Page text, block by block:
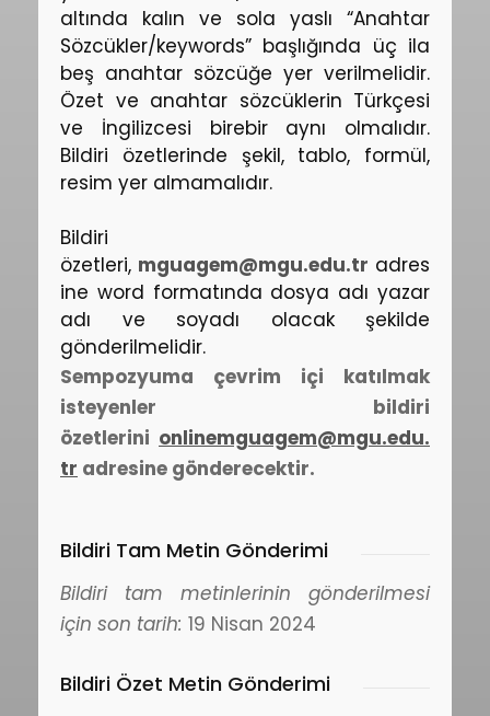
altında kalın ve sola yaslı “Anahtar
Sözcükler/keywords” başlığında üç ila
beş anahtar sözcüğe yer verilmelidir.
Özet ve anahtar sözcüklerin Türkçesi
ve İngilizcesi birebir aynı olmalıdır.
Bildiri özetlerinde şekil, tablo, formül,
resim yer almamalıdır.
Bildiri
özetleri, mguagem@mgu.edu.tr adres
ine word formatında dosya adı yazar
adı ve soyadı olacak şekilde
gönderilmelidir.
Sempozyuma çevrim içi katılmak
isteyenler bildiri
özetlerini onlinemguagem@mgu.edu.
tr adresine gönderecektir.
Bildiri Tam Metin Gönderimi
Bildiri tam metinlerinin gönderilmesi
için son tarih: 19 Nisan 2024
Bildiri Özet Metin Gönderimi